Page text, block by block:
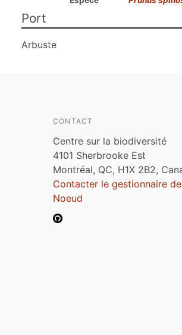
Port
Arbuste
CONTACT
Centre sur la biodiversité
4101 Sherbrooke Est
Montréal, QC, H1X 2B2,
Contacter le gestionnaire de
Noeud